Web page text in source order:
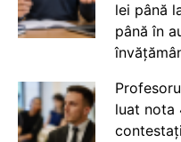
lei până
până în
luat nota